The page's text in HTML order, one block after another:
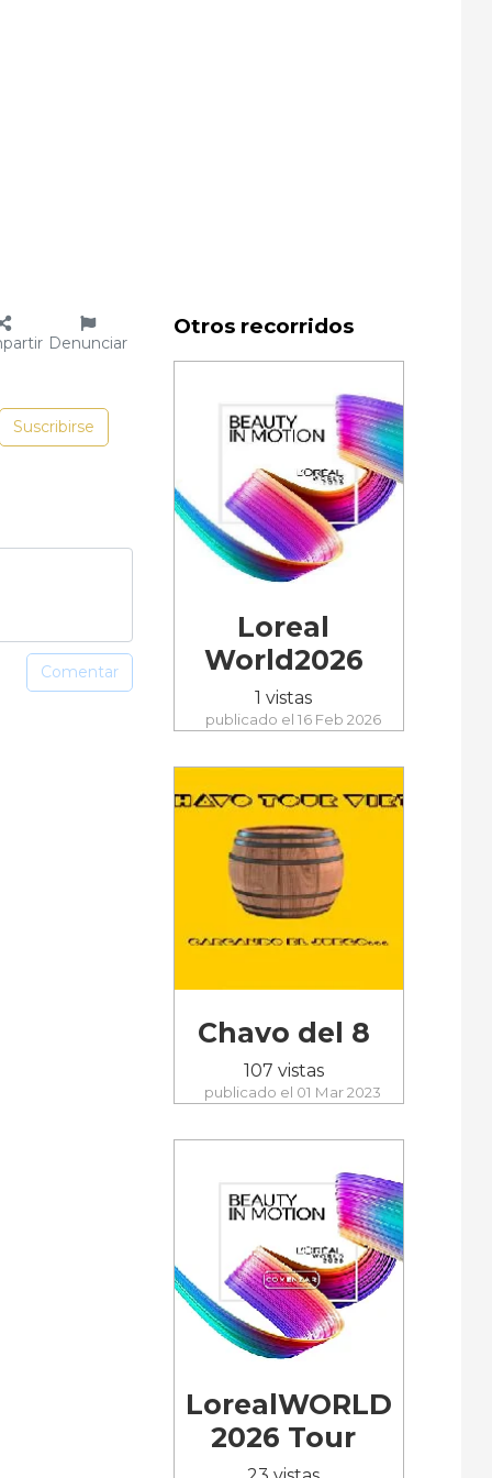
Denunciar
Suscribirse
Comentar
Otros recorridos
Loreal
World2026
1 vistas
publicado el 16 Feb 2026
Chavo del 8
107 vistas
publicado el 01 Mar 2023
LorealWORLD
2026 Tour